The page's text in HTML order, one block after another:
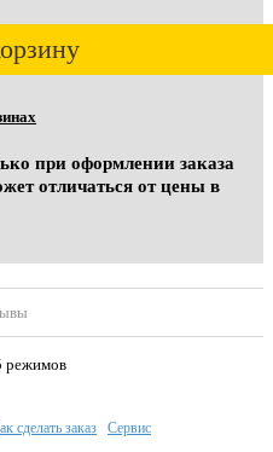
при оформлении заказа
отличаться от цены в
режимов
сделать заказ Сервис